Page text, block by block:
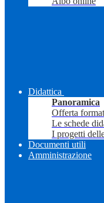
Didattica
Panoramica
Offerta
Le schede
I progetti
Documenti utili
Amministrazione